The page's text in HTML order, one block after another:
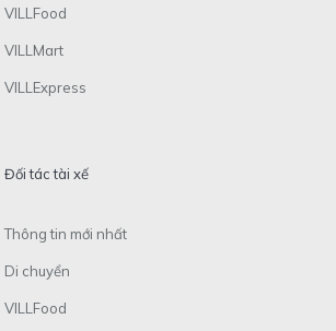
VILLFood
VILLMart
VILLExpress
Đối tác tài xế
Thông tin mới nhất
Di chuyển
VILLFood